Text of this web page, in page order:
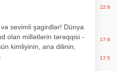
sevimli şagirdlər! Dünya
olan millətlərin tərəqqisi -
kimliyinin, ana dilinin,
22:9
17:6
17:5